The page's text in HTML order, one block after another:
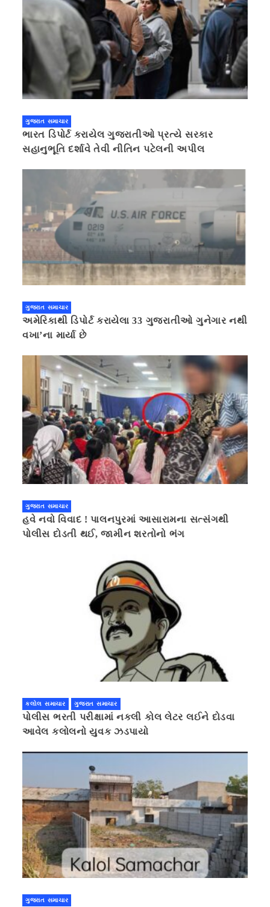
ગુજરાત સમાચાર
ભારત ડિપોર્ટ કરાયેલ ગુજરાતીઓ પ્રત્યે સરકાર
સહાનુભૂતિ દર્શાવે તેવી નીતિન પટેલની અપીલ
ગુજરાત સમાચાર
અમેરિકાથી ડિપોર્ટ કરાયેલા 33 ગુજરાતીઓ ગુનેગાર નથી
વખા’ના માર્યા છે
ગુજરાત સમાચાર
હવે નવો વિવાદ ! પાલનપુરમાં આસારામના સત્સંગથી
પોલીસ દોડતી થઈ, જામીન શરતોનો ભંગ
કલોલ સમાચાર ગુજરાત સમાચાર
પોલીસ ભરતી પરીક્ષામાં નકલી કોલ લેટર લઈને દોડવા
આવેલ કલોલનો યુવક ઝડપાયો
ગુજરાત સમાચાર